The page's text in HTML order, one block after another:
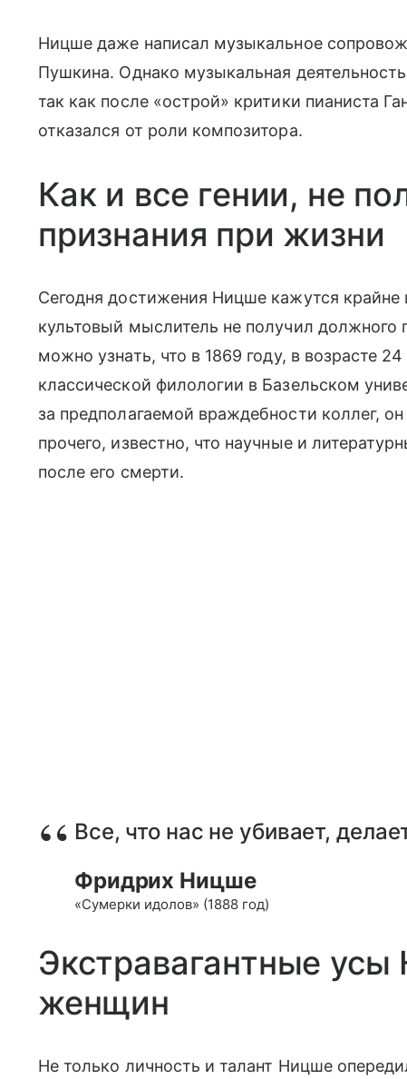
Ницше даже написал музыкальное
Пушкина. Однако музыкальная
так как после «острой» критики пианиста
отказался от роли композитора.
Как и все гении, не
признания при жизни
Сегодня достижения Ницше кажутся
культовый мыслитель не получил должного
можно узнать, что в 1869 году, в возрасте
классической филологии в Базельском
за предполагаемой враждебности коллег,
прочего, известно, что научные и
после его смерти.
Все, что нас не убивает,
Фридрих Ницше
«Сумерки идолов» (1888 год)
Экстравагантные
женщин
Не только личность и талант Ницше